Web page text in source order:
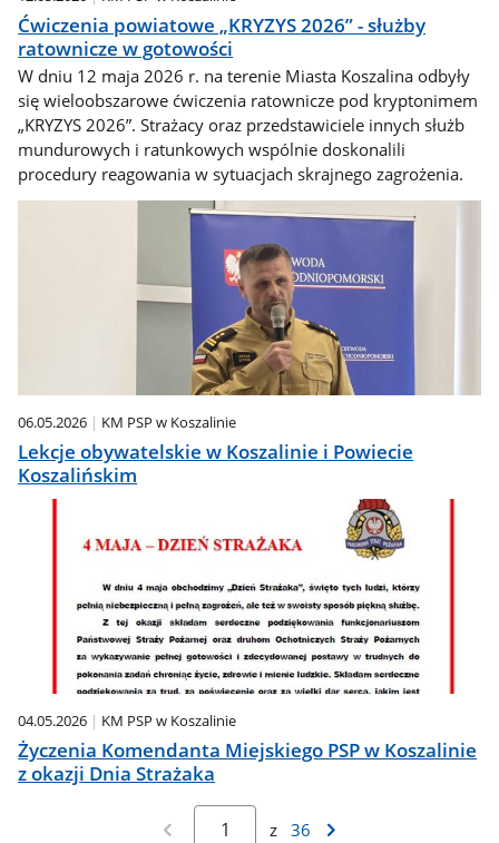
Ćwiczenia powiatowe „KRYZYS 2026” - służby
ratownicze w gotowości
W dniu 12 maja 2026 r. na terenie Miasta Koszalina odbyły
się wieloobszarowe ćwiczenia ratownicze pod kryptonimem
„KRYZYS 2026”. Strażacy oraz przedstawiciele innych służb
mundurowych i ratunkowych wspólnie doskonalili
procedury reagowania w sytuacjach skrajnego zagrożenia.
06.05.2026 KM PSP w Koszalinie
Lekcje obywatelskie w Koszalinie i Powiecie
Koszalińskim
04.05.2026 KM PSP w Koszalinie
Życzenia Komendanta Miejskiego PSP w Koszalinie
z okazji Dnia Strażaka
z 36